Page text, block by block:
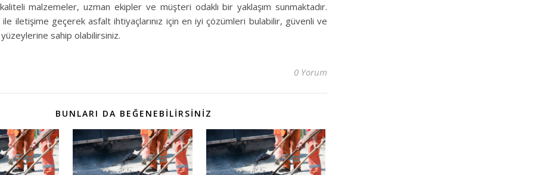
kaliteli malzemeler, uzman ekipler ve müşteri odaklı bir yaklaşım sunmaktadır.
iletişime geçerek asfalt ihtiyaçlarınız için en iyi çözümleri bulabilir, güvenli ve
yüzeylerine sahip olabilirsiniz.
0 Yorum
BUNLARI DA BEĞENEBILIRSINIZ